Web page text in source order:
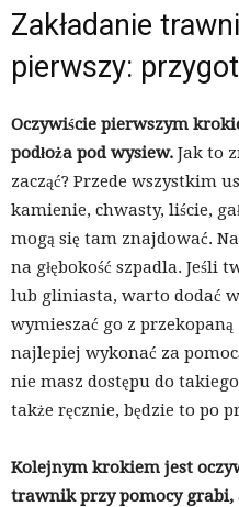
Zakładanie
pierwszy:
Oczywiście pierwszym
podłoża pod wysiew. Jak to
zacząć? Przede wszystkim
kamienie, chwasty, liście,
mogą się tam znajdować.
na głębokość szpadla. Jeśli
lub gliniasta, warto dodać
wymieszać go z
najlepiej wykonać za
nie masz dostępu do
także ręcznie, będzie to po
Kolejnym krokiem jest
trawnik przy pomocy grabi,